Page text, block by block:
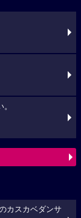
カスカベダンサ